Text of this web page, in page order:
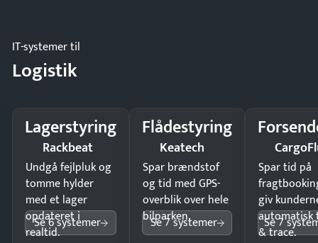
IT-systemer til
Logistik
Lagerstyring
Rackbeat
Undgå fejlpluk og
tomme hylder
med et lager
opdateret i
realtid.
Se 6 systemer
Flådestyring
Keatech
Spar brændstof
og tid med GPS-
overblik over hele
bilparken.
Se 7 systemer
Spar tid på
giv
automatisk
& trace.
Se 7